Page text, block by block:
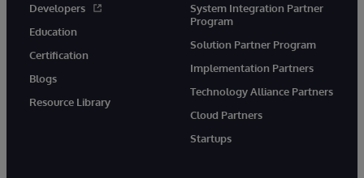
Developers
Education
Certification
Blogs
Resource Library
System Integration Partner
Program
Solution Partner Program
Implementation Partners
Technology Alliance Partners
Cloud Partners
Startups